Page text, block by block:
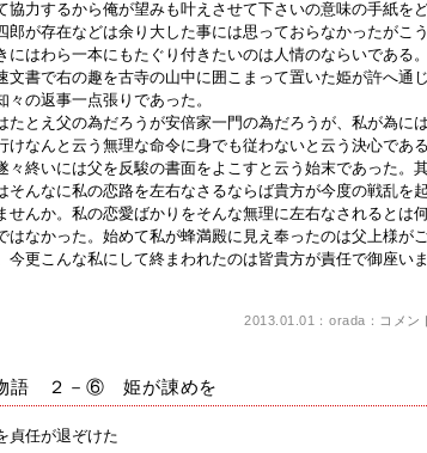
協力するから俺が望みも叶えさせて下さいの意味の手紙を
郎が存在などは余り大した事には思っておらなかったがこ
にはわら一本にもたぐり付きたいのは人情のならいである
文書で右の趣を古寺の山中に囲こまって置いた姫が許へ通
々の返事一点張りであった。
とえ父の為だろうが安倍家一門の為だろうが、私が為に
けなんと云う無理な命令に身でも従わないと云う決心であ
々終いには父を反駿の書面をよこすと云う始末であった。
そんなに私の恋路を左右なさるならば貴方が今度の戦乱を
せんか。私の恋愛ばかりをそんな無理に左右なされるとは
はなかった。始めて私が蜂満殿に見え奉ったのは父上様が
今更こんな私にして終まわれたのは皆貴方が責任で御座い
2013.01.01：orada： コメン
語 ２－⑥ 姫が諌めを
貞任が退ぞけた